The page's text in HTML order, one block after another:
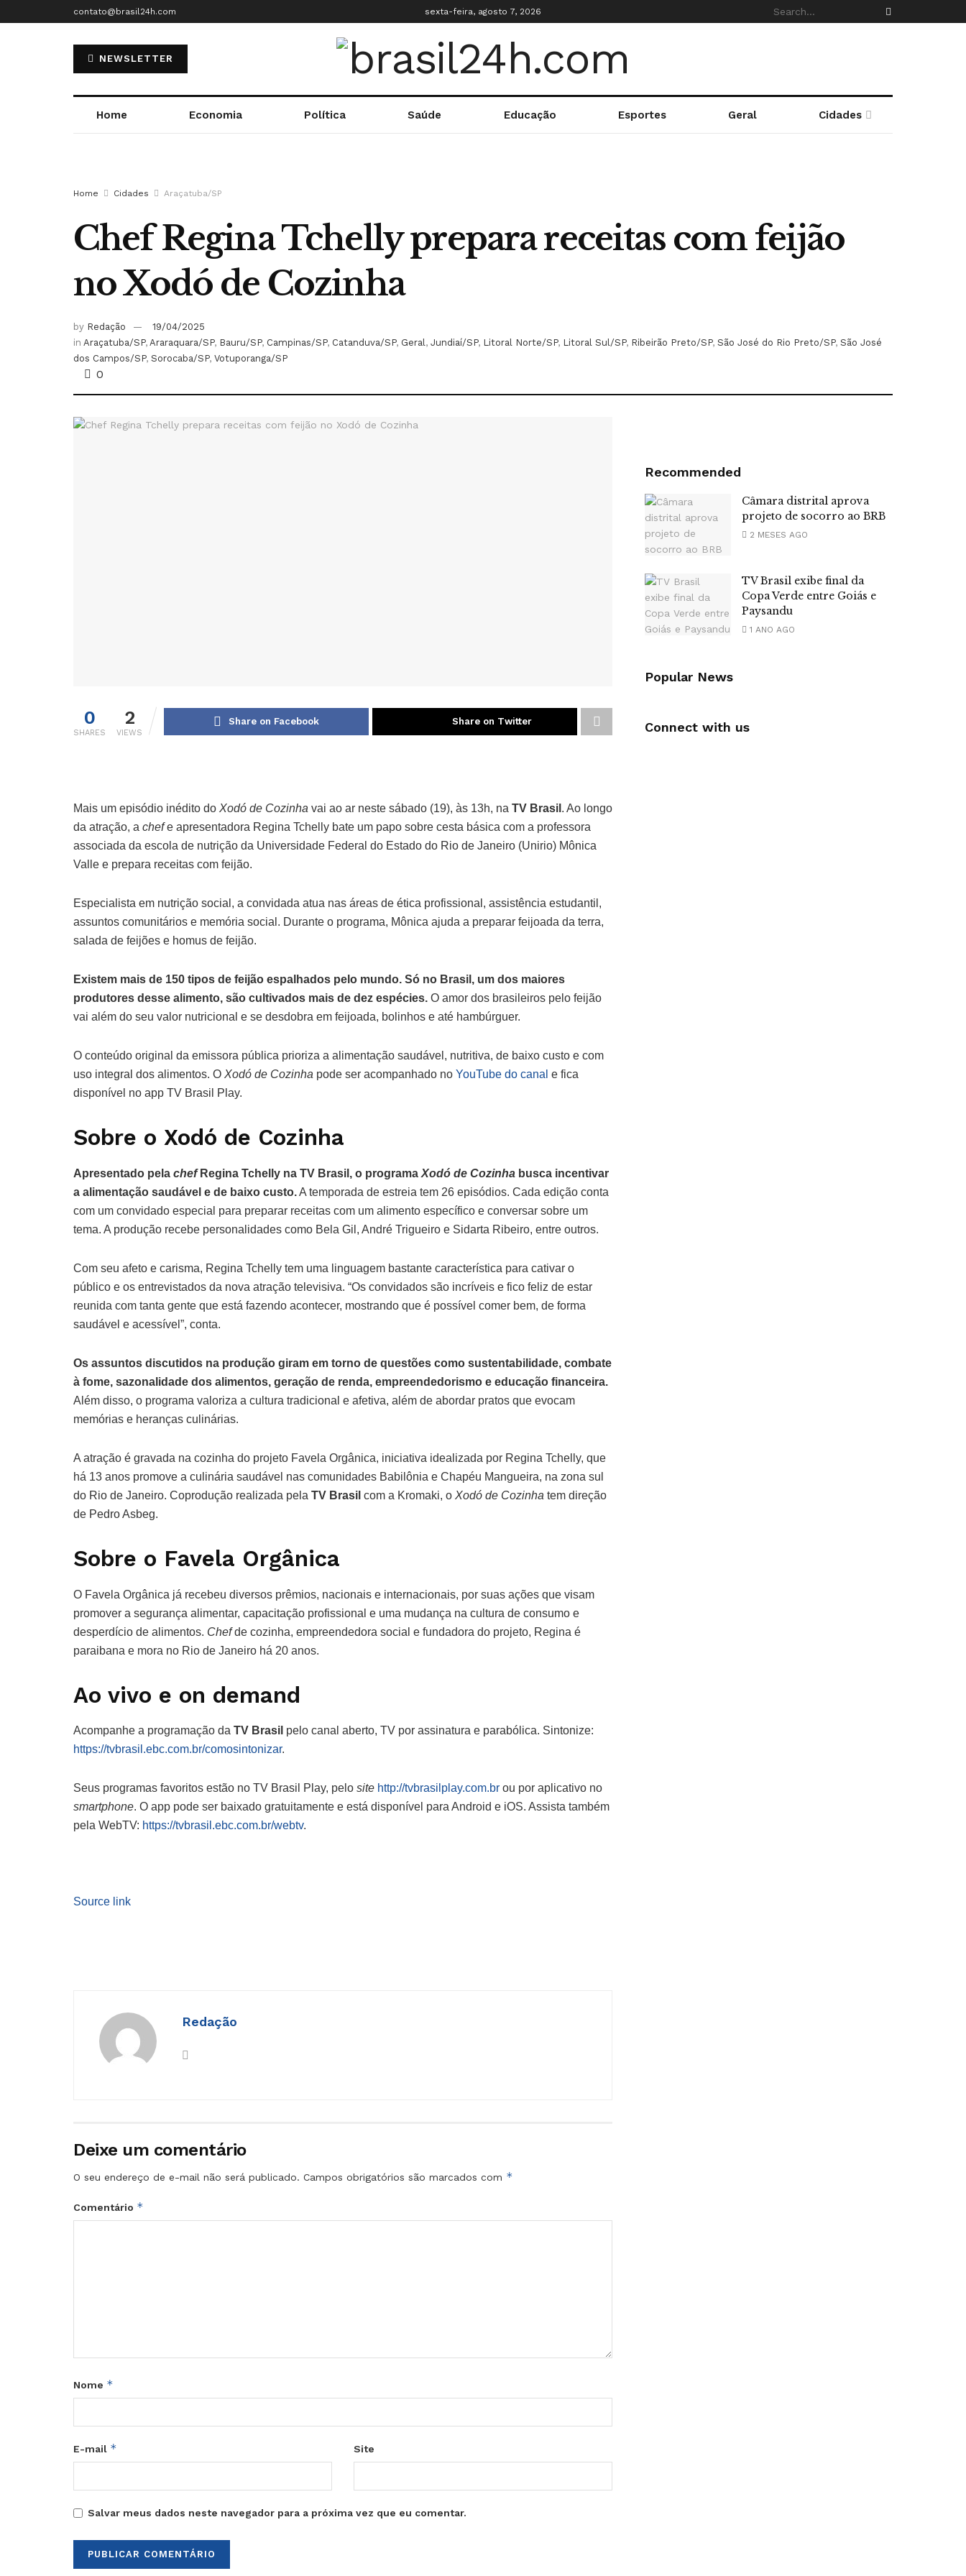
contato@brasil24h.com sexta-feira, agosto 7, 2026
NEWSLETTER
Home Economia Política Saúde Educação Esportes Geral Cidades
Home Cidades Araçatuba/SP
Chef Regina Tchelly prepara receitas com feijão
no Xodó de Cozinha
by Redação
19/04/2025
in Araçatuba/SP, Araraquara/SP, Bauru/SP, Campinas/SP, Catanduva/SP, Geral, Jundiaí/SP, Litoral Norte/SP, Litoral Sul/SP, Ribeirão Preto/SP, São José do Rio Preto/SP, São José
dos Campos/SP, Sorocaba/SP, Votuporanga/SP
0
0
SHARES
2
VIEWS
Share on Facebook Share on Twitter
Mais um episódio inédito do Xodó de Cozinha vai ao ar neste sábado (19), às 13h, na TV Brasil . Ao longo
da atração, a chefe apresentadora Regina Tchelly bate um papo sobre cesta básica com a professora
associada da escola de nutrição da Universidade Federal do Estado do Rio de Janeiro (Unirio) Mônica
Valle e prepara receitas com feijão.
Especialista em nutrição social, a convidada atua nas áreas de ética profissional, assistência estudantil,
assuntos comunitários e memória social. Durante o programa, Mônica ajuda a preparar feijoada da terra,
salada de feijões e homus de feijão.
Existem mais de 150 tipos de feijão espalhados pelo mundo. Só no Brasil, um dos maiores
produtores desse alimento, são cultivados mais de dez espécies. O amor dos brasileiros pelo feijão
vai além do seu valor nutricional e se desdobra em feijoada, bolinhos e até hambúrguer.
O conteúdo original da emissora pública prioriza a alimentação saudável, nutritiva, de baixo custo e com
uso integral dos alimentos. O Xodó de Cozinha pode ser acompanhado no YouTube do canal e fica
disponível no app TV Brasil Play.
Sobre o Xodó de Cozinha
Apresentado pela chefRegina Tchelly na TV Brasil, o programa Xodó de Cozinha busca incentivar
a alimentação saudável e de baixo custo.A temporada de estreia tem 26 episódios. Cada edição conta
com um convidado especial para preparar receitas com um alimento específico e conversar sobre um
tema. A produção recebe personalidades como Bela Gil, André Trigueiro e Sidarta Ribeiro, entre outros.
Com seu afeto e carisma, Regina Tchelly tem uma linguagem bastante característica para cativar o
público e os entrevistados da nova atração televisiva. “Os convidados são incríveis e fico feliz de estar
reunida com tanta gente que está fazendo acontecer, mostrando que é possível comer bem, de forma
saudável e acessível”, conta.
Os assuntos discutidos na produção giram em torno de questões como sustentabilidade, combate
à fome, sazonalidade dos alimentos, geração de renda, empreendedorismo e educação financeira.
Além disso, o programa valoriza a cultura tradicional e afetiva, além de abordar pratos que evocam
memórias e heranças culinárias.
A atração é gravada na cozinha do projeto Favela Orgânica, iniciativa idealizada por Regina Tchelly, que
há 13 anos promove a culinária saudável nas comunidades Babilônia e Chapéu Mangueira, na zona sul
do Rio de Janeiro. Coprodução realizada pela TV Brasil com a Kromaki, o Xodó de Cozinha tem direção
de Pedro Asbeg.
Sobre o Favela Orgânica
O Favela Orgânica já recebeu diversos prêmios, nacionais e internacionais, por suas ações que visam
promover a segurança alimentar, capacitação profissional e uma mudança na cultura de consumo e
desperdício de alimentos. Chefde cozinha, empreendedora social e fundadora do projeto, Regina é
paraibana e mora no Rio de Janeiro há 20 anos.
Ao vivo e on demand
Acompanhe a programação da TV Brasil pelo canal aberto, TV por assinatura e parabólica. Sintonize:
https://tvbrasil.ebc.com.br/comosintonizar.
Seus programas favoritos estão no TV Brasil Play, pelo site http://tvbrasilplay.com.br ou por aplicativo no
smartphone. O app pode ser baixado gratuitamente e está disponível para Android e iOS. Assista também
pela WebTV: https://tvbrasil.ebc.com.br/webtv.
Source link
Redação
Deixe um comentário
O seu endereço de e-mail não será publicado. Campos obrigatórios são marcados com *
Comentário *
Nome *
E-mail * Site
Salvar meus dados neste navegador para a próxima vez que eu comentar.
Recommended
Câmara distrital aprova
projeto de socorro ao BRB
2 MESES AGO
TV Brasil exibe final da
Copa Verde entre Goiás e
Paysandu
1 ANO AGO
Popular News
Connect with us